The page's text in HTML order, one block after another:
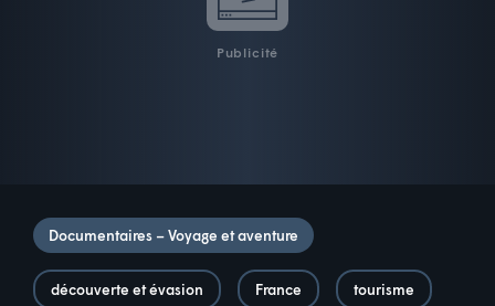
Publicité
Documentaires – Voyage et aventure
découverte et évasion France tourisme